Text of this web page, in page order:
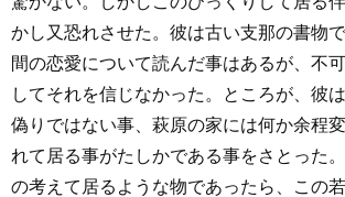
かし又恐れさせた。彼は古い支那の書物
間の恋愛について読んだ事はあるが、不
してそれを信じなかった。ところが、彼
偽りではない事、萩原の家には何か余程
れて居る事がたしかである事をさとった
の考えて居るような物であったら、この